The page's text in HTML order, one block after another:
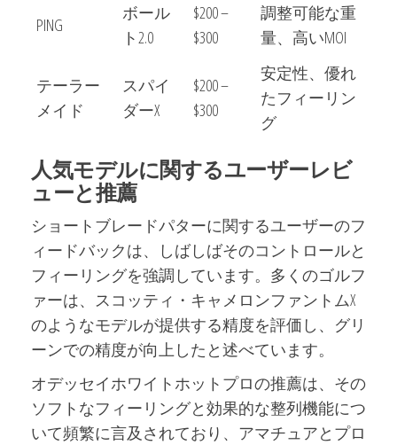
PING
ボール
ト2.0
$200 –
$300
調整可能な重
量、高いMOI
テーラー
メイド
スパイ
ダーX
$200 –
$300
安定性、優れ
たフィーリン
グ
人気モデルに関するユーザーレビ
ューと推薦
ショートブレードパターに関するユーザーのフ
ィードバックは、しばしばそのコントロールと
フィーリングを強調しています。多くのゴルフ
ァーは、スコッティ・キャメロンファントムX
のようなモデルが提供する精度を評価し、グリ
ーンでの精度が向上したと述べています。
オデッセイホワイトホットプロの推薦は、その
ソフトなフィーリングと効果的な整列機能につ
いて頻繁に言及されており、アマチュアとプロ